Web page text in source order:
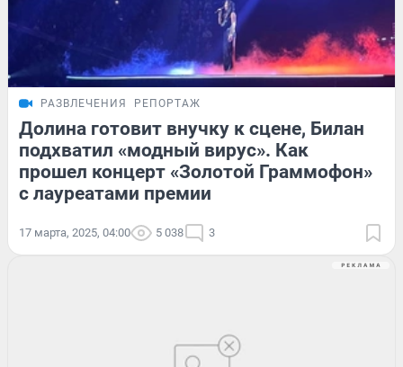
РАЗВЛЕЧЕНИЯ РЕПОРТАЖ
Долина готовит внучку к сцене, Билан
подхватил «модный вирус». Как
прошел концерт «Золотой Граммофон»
с лауреатами премии
17 марта, 2025, 04:00 5 038 3